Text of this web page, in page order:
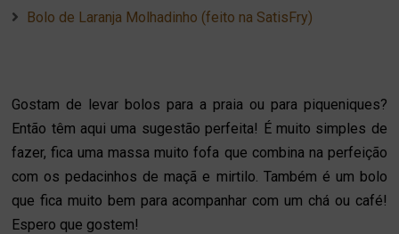
Bolo de Laranja Molhadinho (feito na SatisFry)
Gostam de levar bolos para a praia ou para piqueniques?
Então têm aqui uma sugestão perfeita! É muito simples de
fazer, fica uma massa muito fofa que combina na perfeição
com os pedacinhos de maçã e mirtilo. Também é um bolo
que fica muito bem para acompanhar com um chá ou café!
Espero que gostem!